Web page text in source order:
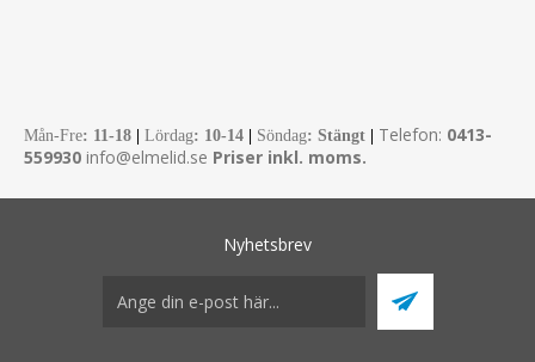
Mån-Fre: 11-18 Lördag: 10-14 Söndag: Stängt Telefon: 0413-
559930 info@elmelid.se Priser inkl. moms.
Nyhetsbrev